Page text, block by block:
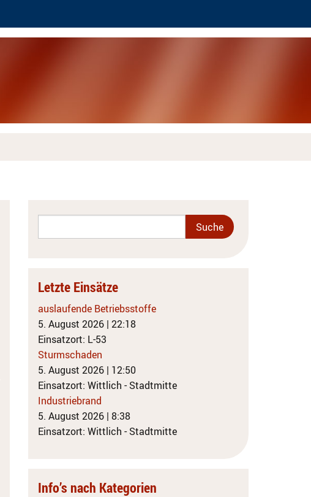
Letzte Einsätze
auslaufende Betriebsstoffe
5. August 2026 | 22:18
Einsatzort: L-53
Sturmschaden
5. August 2026 | 12:50
Einsatzort: Wittlich - Stadtmitte
Industriebrand
5. August 2026 | 8:38
Einsatzort: Wittlich - Stadtmitte
Info’s nach Kategorien